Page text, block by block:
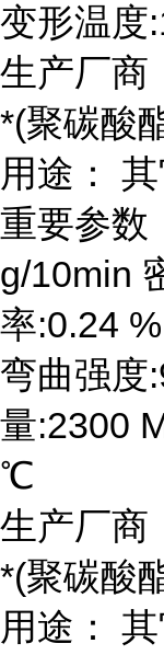
变形温度
生产厂商
*(聚碳酸
用途：
重要参数
g/10min
率:0.24
弯曲强度
量:2300
℃
生产厂商
*(聚碳酸
用途：